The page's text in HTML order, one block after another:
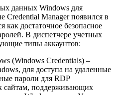
данных Windows для
Manager появился в
как достаточное безопасное
В диспетчере учетных
типы аккаунтов:
(Windows Credentials) –
для доступа на удаленные
пароли для RDP
сайтам, поддерживающих